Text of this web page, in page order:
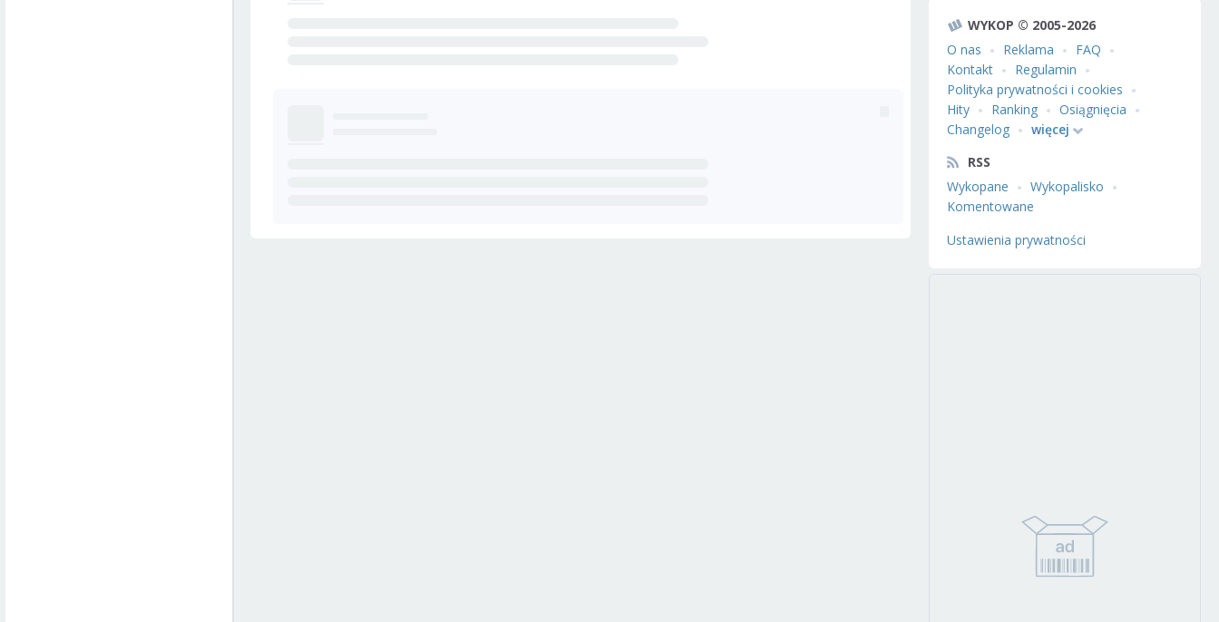
WYKOP © 2005-2026
O nas
Reklama
FAQ
Kontakt
Regulamin
Polityka prywatności i cookies
Hity
Ranking
Osiągnięcia
Changelog
więcej
RSS
Wykopane
Wykopalisko
Komentowane
Ustawienia prywatności